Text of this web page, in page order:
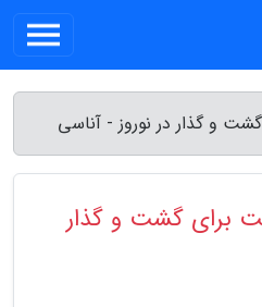
و گذار در نوروز - آناسی
برای گشت و گذار